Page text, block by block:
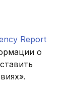
Report
о